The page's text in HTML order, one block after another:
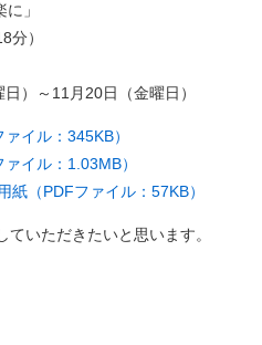
」
分）
）～11月20日（金曜日）
イル：345KB）
イル：1.03MB）
紙（PDFファイル：57KB）
いただきたいと思います。